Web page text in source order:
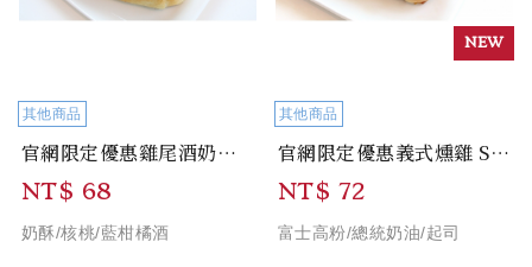
其他商品
官網限定優惠雞尾酒奶酥 Walnut Souffle Bread
奶酥/核桃/藍柑橘酒
NT$ 68
其他商品
官網限定優惠義式燻雞 Smoked Chicken Bread
富士高粉/總統奶油/起司
NT$ 72